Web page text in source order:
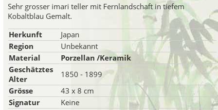
Ende des 19. Jahrhunderts
Manufakturen in der
Handwerkern
Satsuma-Porzellan aus
erschöpfenden" Qualität
Beginn des 20.
dekorierten
Da viele von ihnen für den
Sehr grosser imari teller mit Fernlandschaft in tiefem
Kobaltblau Gemalt.
Herkunft
Japan
Region
Unbekannt
Material
Porzellan /Keramik
Geschätztes
Alter
1850 - 1899
Grösse
43 x 8 cm
Signatur
Keine